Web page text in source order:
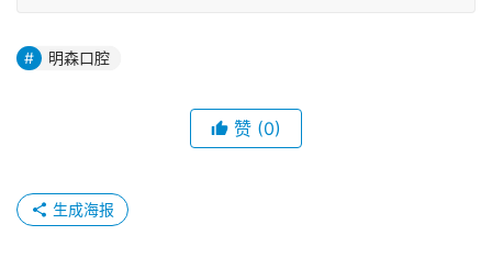
明森口腔
赞 (0)
生成海报